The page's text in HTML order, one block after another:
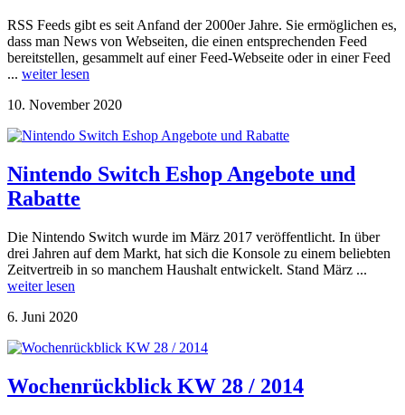
RSS Feeds gibt es seit Anfand der 2000er Jahre. Sie ermöglichen es,
dass man News von Webseiten, die einen entsprechenden Feed
bereitstellen, gesammelt auf einer Feed-Webseite oder in einer Feed
... weiter lesen
10. November 2020
Nintendo Switch Eshop Angebote und
Rabatte
Die Nintendo Switch wurde im März 2017 veröffentlicht. In über
drei Jahren auf dem Markt, hat sich die Konsole zu einem beliebten
Zeitvertreib in so manchem Haushalt entwickelt. Stand März ...
weiter lesen
6. Juni 2020
Wochenrückblick KW 28 / 2014